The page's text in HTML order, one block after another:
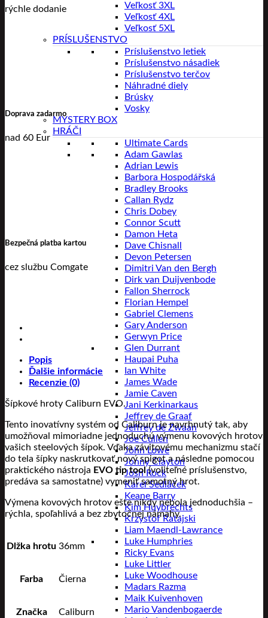
Veľkosť 3XL
Veľkosť 4XL
Veľkosť 5XL
PRÍSLUŠENSTVO
Príslušenstvo letiek
Príslušenstvo násadiek
Príslušenstvo terčov
Náhradné diely
Brúsky
Vosky
MYSTERY BOX
HRÁČI
Ultimate Cards
Adam Gawlas
Adrian Lewis
Barbora Hospodářská
Bradley Brooks
Callan Rydz
Chris Dobey
Connor Scutt
Damon Heta
Dave Chisnall
Devon Petersen
Dimitri Van den Bergh
Dirk van Duijvenbode
Fallon Sherrock
Florian Hempel
Gabriel Clemens
Gary Anderson
Gerwyn Price
Glen Durrant
Haupai Puha
Ian White
James Wade
Jamie Caven
Jani Kerkinarkaus
Jeffrey de Graaf
Jeffrey de Zwaan
Joe Cullen
John Lowe
Jonny Clayton
Josh Rock
Karel Sedláček
Keane Barry
Kim Huybrechts
Krzystof Ratajski
Liam Maendl-Lawrance
Luke Humphries
Ricky Evans
Luke Littler
Luke Woodhouse
Madars Razma
Maik Kuivenhoven
Mario Vandenbogaerde
rýchle dodanie
Doprava zadarmo
nad 60 Eur
Bezpečná platba kartou
cez službu Comgate
Popis
Ďalšie informácie
Recenzie (0)
Šípkové hroty Caliburn EVO.
Tento inovatívny systém od Caliburn je navrhnutý tak, aby
umožňoval mimoriadne jednoduchú výmenu kovových hrotov
vašich steelových šípok. Vďaka závitovému mechanizmu stačí
do tela šípky naskrutkovať nový spigot a následne pomocou
praktického nástroja EVO tip tool (voliteľné príslušenstvo,
predáva sa samostatne) vymeniť samotný hrot.
Výmena kovových hrotov ešte nikdy nebola jednoduchšia –
rýchla, spoľahlivá a bez zbytočnej námahy.
Dlžka hrotu 36mm
Farba Čierna
Značka Caliburn